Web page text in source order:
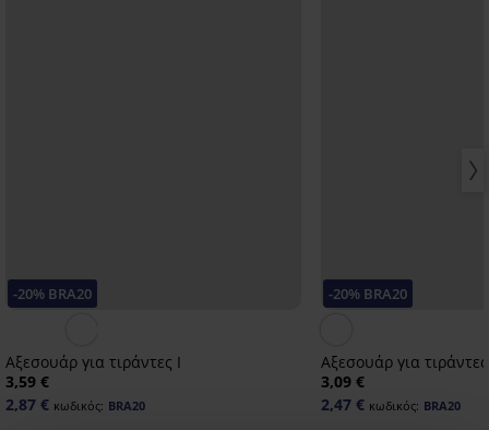
-20% BRA20
Αξεσουάρ για τιράντες Ι
3,59 €
2,87 € κωδικός: BRA20
-20% BRA20
Αξεσουάρ για τιράντες
3,09 €
2,47 € κωδικός: BRA20